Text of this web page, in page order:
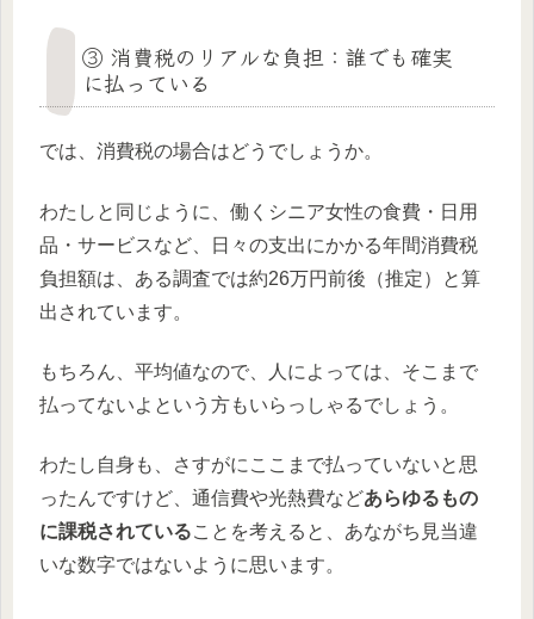
③ 消費税のリアルな負担：誰でも確実
に払っている
では、消費税の場合はどうでしょうか。
わたしと同じように、働くシニア女性の食費・日用
品・サービスなど、日々の支出にかかる年間消費税
負担額は、ある調査では約26万円前後（推定）と算
出されています。
もちろん、平均値なので、人によっては、そこまで
払ってないよという方もいらっしゃるでしょう。
わたし自身も、さすがにここまで払っていないと思
ったんですけど、通信費や光熱費などあらゆるもの
に課税されていることを考えると、あながち見当違
いな数字ではないように思います。